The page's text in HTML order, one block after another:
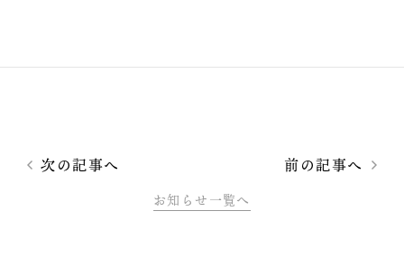
次の記事へ
お知らせ一覧へ
前の記事へ